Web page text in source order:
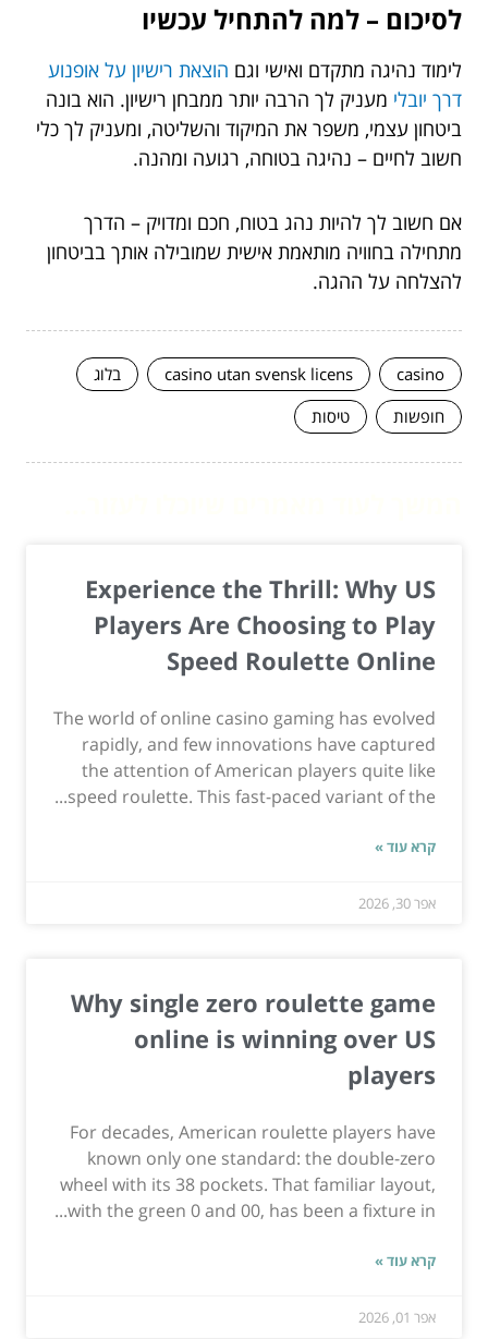
לסיכום – למה להתחיל עכשיו
לימוד נהיגה מתקדם ואישי וגם הוצאת רישיון על אופנוע
דרך יובלי מעניק לך הרבה יותר ממבחן רישיון. הוא בונה
ביטחון עצמי, משפר את המיקוד והשליטה, ומעניק לך כלי
חשוב לחיים – נהיגה בטוחה, רגועה ומהנה.
אם חשוב לך להיות נהג בטוח, חכם ומדויק – הדרך
מתחילה בחוויה מותאמת אישית שמובילה אותך בביטחון
להצלחה על ההגה.
casino
casino utan svensk licens
בלוג
חופשות
טיסות
Experience the Thrill: Why US
Players Are Choosing to Play
Speed Roulette Online
The world of online casino gaming has evolved
rapidly, and few innovations have captured
the attention of American players quite like
speed roulette. This fast-paced variant of the...
קרא עוד »
אפר 30, 2026
Why single zero roulette game
online is winning over US
players
For decades, American roulette players have
known only one standard: the double-zero
wheel with its 38 pockets. That familiar layout,
with the green 0 and 00, has been a fixture in...
קרא עוד »
אפר 01, 2026